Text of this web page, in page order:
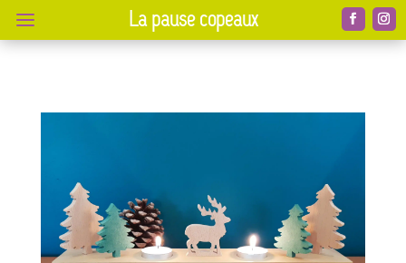
a La pause copeaux